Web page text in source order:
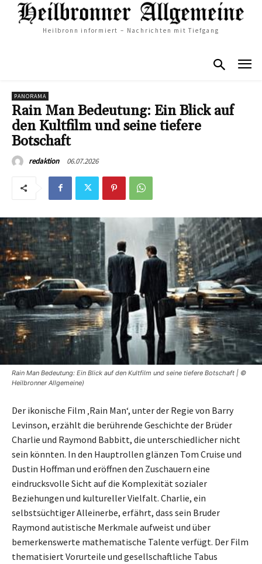
Heilbronn informiert – Nachrichten mit Tiefgang
PANORAMA
Rain Man Bedeutung: Ein Blick auf
den Kultfilm und seine tiefere
Botschaft
redaktion 06.07.2026
Rain Man Bedeutung: Ein Blick auf den Kultfilm und seine tiefere Botschaft | ©
Heilbronner Allgemeine)
Der ikonische Film ‚Rain Man‘, unter der Regie von Barry
Levinson, erzählt die berührende Geschichte der Brüder
Charlie und Raymond Babbitt, die unterschiedlicher nicht
sein könnten. In den Hauptrollen glänzen Tom Cruise und
Dustin Hoffman und eröffnen den Zuschauern eine
eindrucksvolle Sicht auf die Komplexität sozialer
Beziehungen und kultureller Vielfalt. Charlie, ein
selbstsüchtiger Alleinerbe, erfährt, dass sein Bruder
Raymond autistische Merkmale aufweist und über
bemerkenswerte mathematische Talente verfügt. Der Film
thematisiert Vorurteile und gesellschaftliche Tabus